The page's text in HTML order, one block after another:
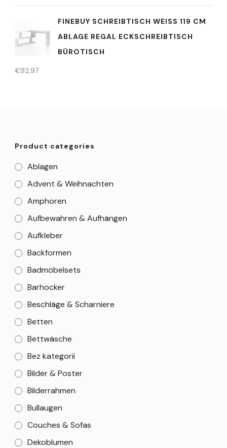
FINEBUY SCHREIBTISCH WEISS 119 CM A
BLAGE REGAL ECKSCHREIBTISCH B
ÜROTISCH
€92,97
Product categories
Ablagen
Advent & Weihnachten
Amphoren
Aufbewahren & Aufhängen
Aufkleber
Backformen
Badmöbelsets
Barhocker
Beschläge & Scharniere
Betten
Bettwäsche
Bez kategorii
Bilder & Poster
Bilderrahmen
Bullaugen
Couches & Sofas
Dekoblumen